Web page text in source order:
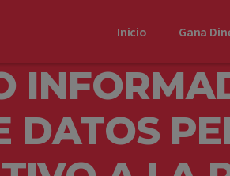
Inicio Gana
DATOS